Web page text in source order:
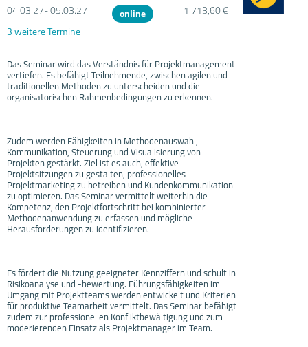
04.03.27- 05.03.27 online
1.713,60 €
3 weitere Termine
Das Seminar wird das Verständnis für Projektmanagement
vertiefen. Es befähigt Teilnehmende, zwischen agilen und
traditionellen Methoden zu unterscheiden und die
organisatorischen Rahmenbedingungen zu erkennen.
Zudem werden Fähigkeiten in Methodenauswahl,
Kommunikation, Steuerung und Visualisierung von
Projekten gestärkt. Ziel ist es auch, effektive
Projektsitzungen zu gestalten, professionelles
Projektmarketing zu betreiben und Kundenkommunikation
zu optimieren. Das Seminar vermittelt weiterhin die
Kompetenz, den Projektfortschritt bei kombinierter
Methodenanwendung zu erfassen und mögliche
Herausforderungen zu identifizieren.
Es fördert die Nutzung geeigneter Kennziffern und schult in
Risikoanalyse und -bewertung. Führungsfähigkeiten im
Umgang mit Projektteams werden entwickelt und Kriterien
für produktive Teamarbeit vermittelt. Das Seminar befähigt
zudem zur professionellen Konfliktbewältigung und zum
moderierenden Einsatz als Projektmanager im Team.